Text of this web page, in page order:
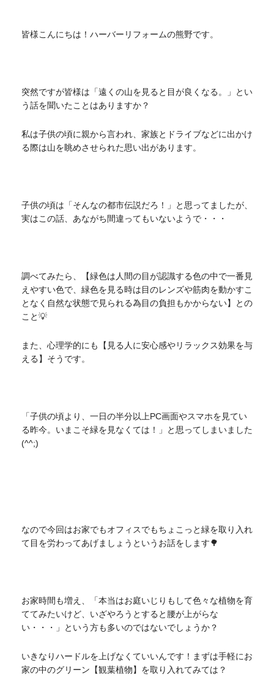
皆様こんにちは！ハーバーリフォームの熊野です。
突然ですが皆様は「遠くの山を見ると目が良くなる。」とい
う話を聞いたことはありますか？
私は子供の頃に親から言われ、家族とドライブなどに出かけ
る際は山を眺めさせられた思い出があります。
子供の頃は「そんなの都市伝説だろ！」と思ってましたが、
実はこの話、あながち間違ってもいないようで・・・
調べてみたら、【緑色は人間の目が認識する色の中で一番見
えやすい色で、緑色を見る時は目のレンズや筋肉を動かすこ
となく自然な状態で見られる為目の負担もかからない】との
こと💡
また、心理学的にも【見る人に安心感やリラックス効果を与
える】そうです。
「子供の頃より、一日の半分以上PC画面やスマホを見てい
る昨今。いまこそ緑を見なくては！」と思ってしまいました
(^^;)
なので今回はお家でもオフィスでもちょこっと緑を取り入れ
て目を労わってあげましょうというお話をします🌳
お家時間も増え、「本当はお庭いじりもして色々な植物を育
ててみたいけど、いざやろうとすると腰が上がらな
い・・・」という方も多いのではないでしょうか？
いきなりハードルを上げなくていいんです！まずは手軽にお
家の中のグリーン【観葉植物】を取り入れてみては？